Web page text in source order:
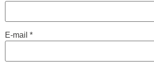
E-mail *